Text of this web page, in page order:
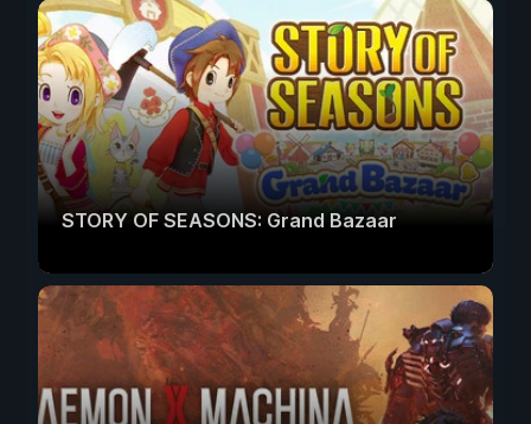
STORY OF SEASONS: Grand Bazaar